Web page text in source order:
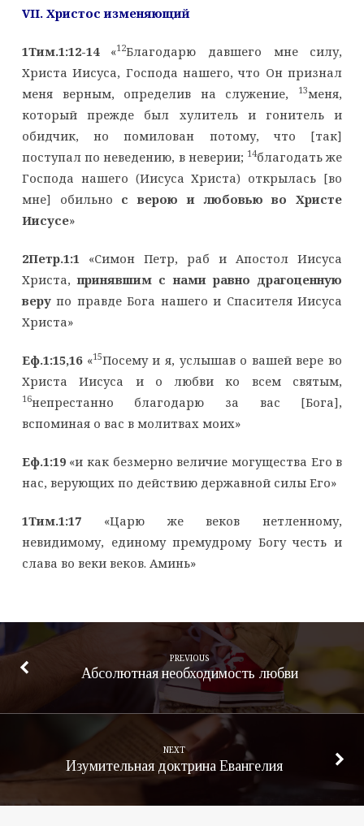
VII. Христос изменяющий
1Тим.1:12-14«12Благодарю давшего мне силу,
Христа Иисуса, Господа нашего, что Он признал
меня верным, определив на служение,
13меня,
который прежде был хулитель и гонитель и
обидчик, но помилован потому, что [так]
поступал по неведению, в неверии; 14благодать же
Господа нашего (Иисуса Христа) открылась [во
мне] обильно с верою и любовью во Христе
Иисусе»
2Петр.1:1 «Симон Петр, раб и Апостол Иисуса
Христа,принявшим с нами равно драгоценную
верупо правде Бога нашего и Спасителя Иисуса
Христа»
Еф.1:15,16«15Посему и я, услышав о вашей вере во
Христа Иисуса и о любви ко всем святым,
16непрестанно благодарю за вас [Бога],
вспоминая о вас в молитвах моих»
Еф.1:19«и как безмерно величие могущества Его в
нас, верующих по действию державной силы Его»
1Тим.1:17«Царю же веков нетленному,
невидимому, единому премудрому Богу честь и
слава во веки веков. Аминь»
PREVIOUS
Абсолютная необходимость любви
NEXT
Изумительная доктрина Евангелия